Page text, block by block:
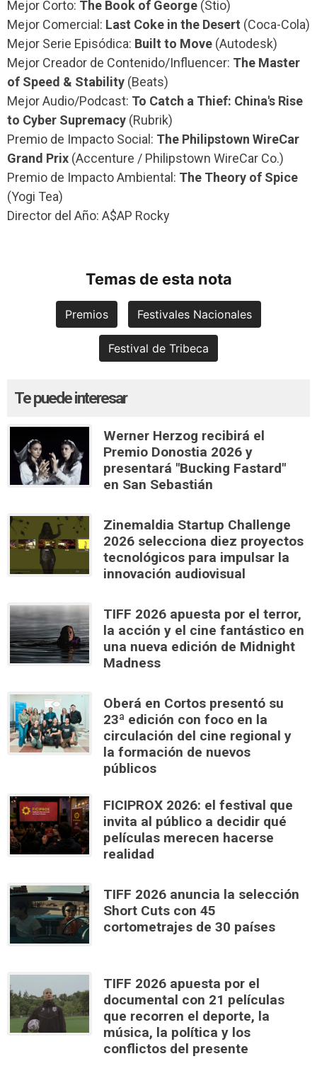
Mejor Corto: The Book of George (Stio)
Mejor Comercial: Last Coke in the Desert (Coca-Cola)
Mejor Serie Episódica: Built to Move (Autodesk)
Mejor Creador de Contenido/Influencer: The Master
of Speed & Stability (Beats)
Mejor Audio/Podcast: To Catch a Thief: China's Rise
to Cyber Supremacy (Rubrik)
Premio de Impacto Social: The Philipstown WireCar
Grand Prix (Accenture / Philipstown WireCar Co.)
Premio de Impacto Ambiental: The Theory of Spice
(Yogi Tea)
Director del Año: A$AP Rocky
Temas de esta nota
Premios Festivales Nacionales
Festival de Tribeca
Te puede interesar
Werner Herzog recibirá el
Premio Donostia 2026 y
presentará "Bucking Fastard"
en San Sebastián
Zinemaldia Startup Challenge
2026 selecciona diez proyectos
tecnológicos para impulsar la
innovación audiovisual
TIFF 2026 apuesta por el terror,
la acción y el cine fantástico en
una nueva edición de Midnight
Madness
Oberá en Cortos presentó su
23ª edición con foco en la
circulación del cine regional y
la formación de nuevos
públicos
FICIPROX 2026: el festival que
invita al público a decidir qué
películas merecen hacerse
realidad
TIFF 2026 anuncia la selección
Short Cuts con 45
cortometrajes de 30 países
TIFF 2026 apuesta por el
documental con 21 películas
que recorren el deporte, la
música, la política y los
conflictos del presente